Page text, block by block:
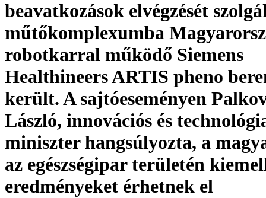
beavatkozások elvégzését
műtőkomplexumba
robotkarral működő Siemens
Healthineers ARTIS pheno
került. A sajtóeseményen
László, innovációs és
miniszter hangsúlyozta, a
az egészségipar területén
eredményeket érhetnek el